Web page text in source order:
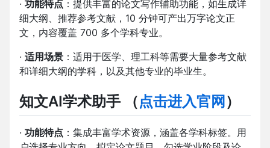
· 功能特点 ：提供丰富的论文写作辅助功能，如生成详
细大纲、推荐参考文献，10 分钟可产出万字论文正
文，内容覆盖 700 多个学科专业。
· 适用场景 ：适用于医学、理工科等需要大量参考文献
和详细大纲的学科，以及其他专业的毕业生。
知文AI学术助手 （点击进入官网 ）
· 功能特点 ：集成丰富学术资源，涵盖各学科标签。用